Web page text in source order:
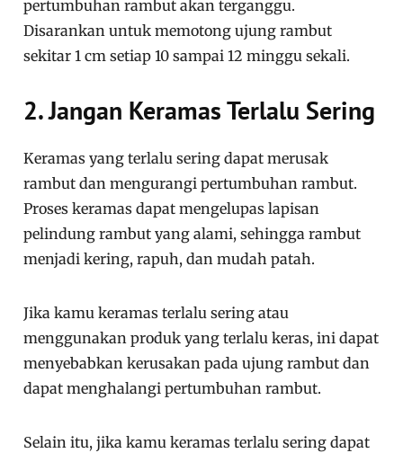
pertumbuhan rambut akan terganggu.
Disarankan untuk memotong ujung rambut
sekitar 1 cm setiap 10 sampai 12 minggu sekali.
2. Jangan Keramas Terlalu Sering
Keramas yang terlalu sering dapat merusak
rambut dan mengurangi pertumbuhan rambut.
Proses keramas dapat mengelupas lapisan
pelindung rambut yang alami, sehingga rambut
menjadi kering, rapuh, dan mudah patah.
Jika kamu keramas terlalu sering atau
menggunakan produk yang terlalu keras, ini dapat
menyebabkan kerusakan pada ujung rambut dan
dapat menghalangi pertumbuhan rambut.
Selain itu, jika kamu keramas terlalu sering dapat